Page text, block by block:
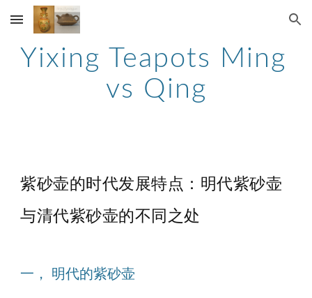
Skip to main content Skip to navigation
Yixing Teapots Ming
vs Qing
紫砂壶的时代发展特点：明代紫砂壶
与清代紫砂壶的不同之处
一， 明代的紫砂壶